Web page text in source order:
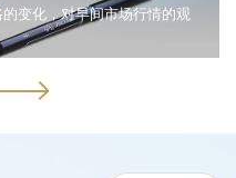
变化，对早间市场行情的观